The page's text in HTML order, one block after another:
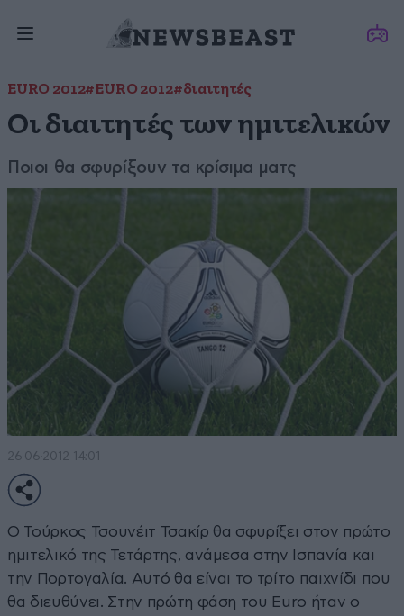
EURO 2012#EURO 2012#διαιτητές
Οι διαιτητές των ημιτελικών
Ποιοι θα σφυρίξουν τα κρίσιμα ματς
26·06·2012 14:01
Ο Τούρκος Τσουνέιτ Τσακίρ θα σφυρίξει στον πρώτο
ημιτελικό της Τετάρτης, ανάμεσα στην Ισπανία και
την Πορτογαλία. Αυτό θα είναι το τρίτο παιχνίδι που
θα διευθύνει. Στην πρώτη φάση του Euro ήταν ο